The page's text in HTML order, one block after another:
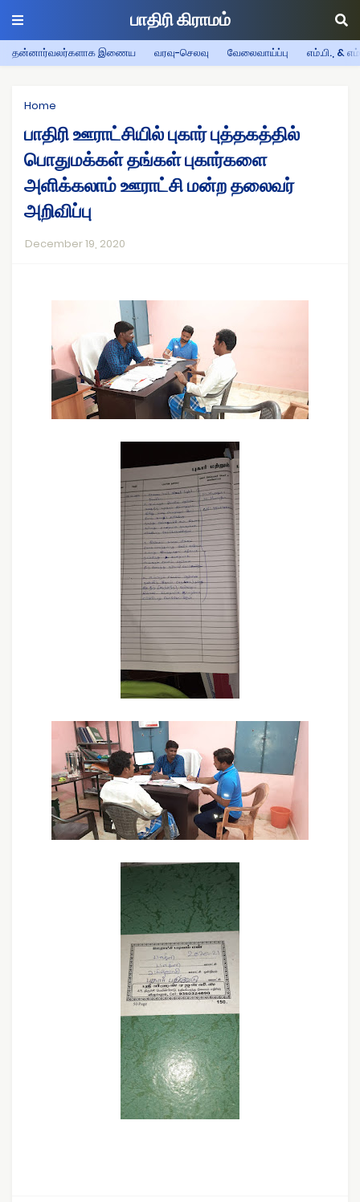
பாதிரி கிராமம்
தன்னார்வலர்களாக இணைய வரவு-செலவு வேலைவாய்ப்பு எம்.பி., &
Home
பாதிரி ஊராட்சியில் புகார் புத்தகத்தில்
பொதுமக்கள் தங்கள் புகார்களை
அளிக்கலாம் ஊராட்சி மன்ற தலைவர்
அறிவிப்பு
December 19, 2020